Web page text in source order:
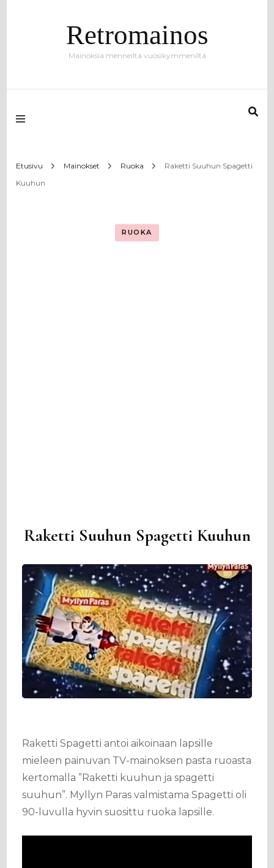
Retromainos
Mainoksia menneiltä vuosikymmeniltä
Etusivu Mainokset Ruoka
Raketti Suuhun Spagetti
Kuuhun
RUOKA
Raketti Suuhun Spagetti Kuuhun
Raketti Spagetti antoi aikoinaan lapsille
mieleen painuvan TV-mainoksen pasta ruoasta
kertomalla ”Raketti kuuhun ja spagetti
suuhun”. Myllyn Paras valmistama Spagetti oli
90-luvulla hyvin suosittu ruoka lapsille.